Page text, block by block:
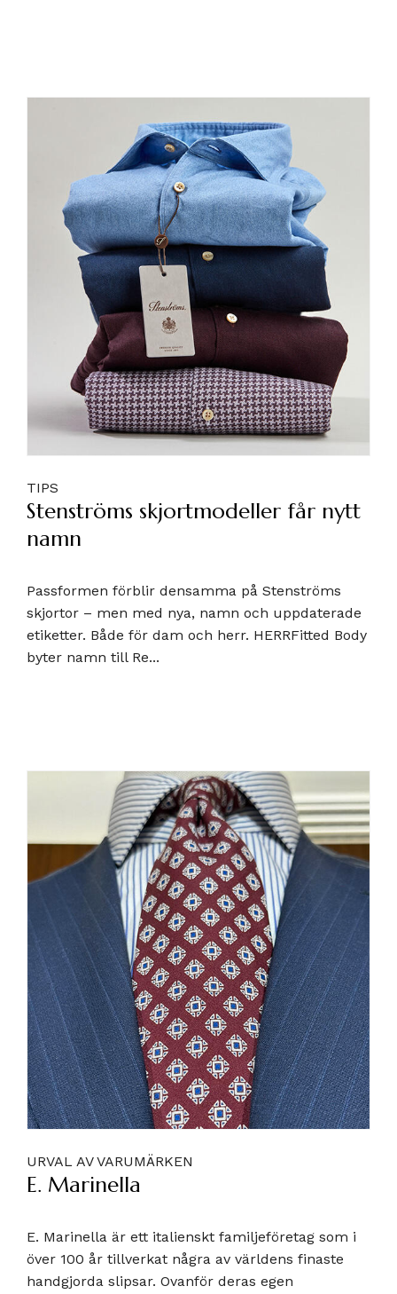
TIPS
Stenströms skjortmodeller får nytt
namn
Passformen förblir densamma på Stenströms
skjortor – men med nya, namn och uppdaterade
etiketter. Både för dam och herr. HERRFitted Body
byter namn till Re...
URVAL AV VARUMÄRKEN
E. Marinella
E. Marinella är ett italienskt familjeföretag som i
över 100 år tillverkat några av världens finaste
handgjorda slipsar. Ovanför deras egen